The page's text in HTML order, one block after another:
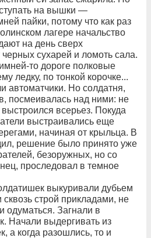
на вышки —
пайки, потому что как раз
лагере начальство
на день сверх
сухарей и ломоть сала.
то дороге полковые
ледку, по тонкой корочке...
автоматчики. Но солдатня,
посмеивалась над ними: не
всерьез. Покуда
выстраивались еще
начиная от крыльца. В
решение было принято уже
безоружных, но со
проследовал в темное
выкуривали дубьем
строй прикладами, не
одуматься. Загнали в
Начали выдергивать из
а когда разошлись, то и